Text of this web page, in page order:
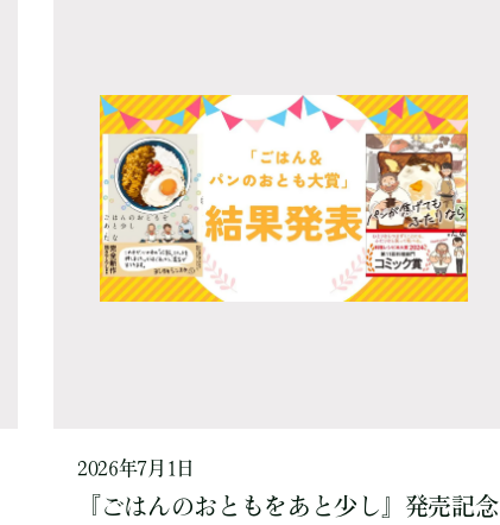
2026年7月1日
『ごはんのおともをあと少し』発売記念